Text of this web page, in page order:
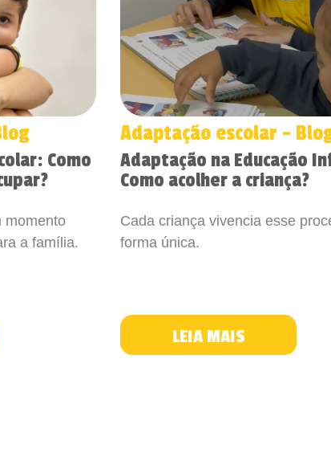
Como
momento
a família.
Adaptação escolar -
Adaptação na Educação
Como acolher a criança?
Cada criança vivencia esse
forma única.
LEIA MAIS